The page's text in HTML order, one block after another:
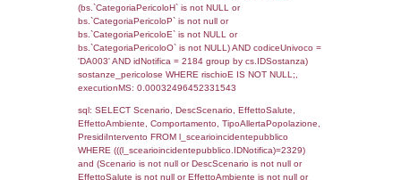
(f_territori_limitrofi.IDTipoTerritorio =
cod_territori_tipologia.IDTerritorioTP)
(((f_territori_limitrofi.IDNotifica)=2329) AND
((f_territori_limitrofi.IDTipoTerritorio)=8)),
0.069920063018799
sql: SELECT
reg_f_territori_limitrofi.Direzione,
reg_f_territori_limitrofi.Denominazione,